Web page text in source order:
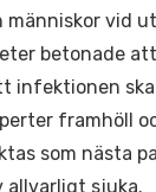
människor vid
betonade
infektionen ska
framhöll
som nästa
allvarligt sjuka.